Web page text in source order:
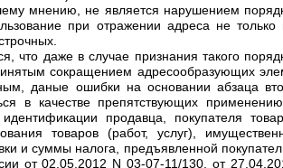
мнению, не является нарушением
при отражении адреса не только
что даже в случае признания такого
сокращением адресообразующих
даные ошибки на основании абзаца
в качестве препятствующих
идентификации продавца, покупателя
товаров (работ, услуг),
и суммы налога, предъявленной
от 02.05.2012 N 03-07-11/130, от